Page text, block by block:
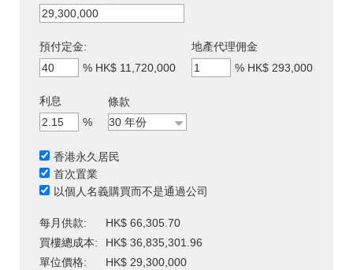
預付定金:
% HK$ 11,720,000
地產代理佣金
% HK$ 293,000
利息
%
條款
香港永久居民
首次置業
以個人名義購買而不是通過公司
每月供款:
HK$ 66,305.70
買樓總成本:
HK$ 36,835,301.96
單位價格:
HK$ 29,300,000